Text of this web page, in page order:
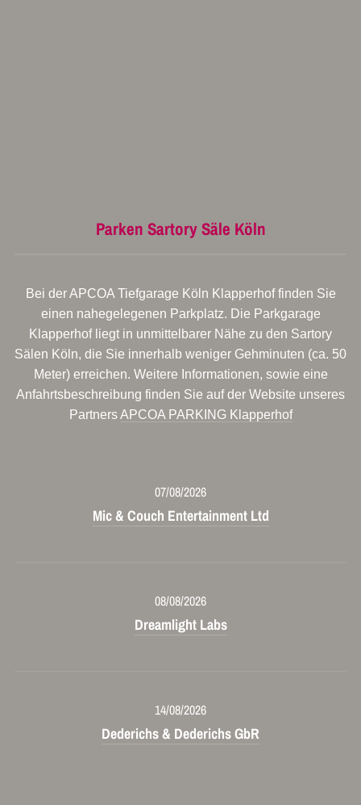
Parken Sartory Säle Köln
Bei der APCOA Tiefgarage Köln Klapperhof finden Sie
einen nahegelegenen Parkplatz. Die Parkgarage
Klapperhof liegt in unmittelbarer Nähe zu den Sartory
Sälen Köln, die Sie innerhalb weniger Gehminuten (ca. 50
Meter) erreichen. Weitere Informationen, sowie eine
Anfahrtsbeschreibung finden Sie auf der Website unseres
PartnersAPCOA PARKING Klapperhof
07/08/2026
Mic & Couch Entertainment Ltd
08/08/2026
Dreamlight Labs
14/08/2026
Dederichs & Dederichs GbR